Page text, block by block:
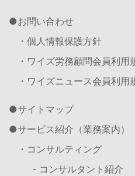
お問い合わせ
・個人情報保護方針
・ワイズ労務顧問会員利用
・ワイズニュース会員利用
サイトマップ
サービス紹介（業務案内）
・コンサルティング
- コンサルタント紹介